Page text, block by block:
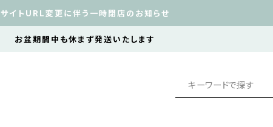
サイトURL変更に伴う一時閉店のお知らせ
お盆期間中も休まず発送いたします